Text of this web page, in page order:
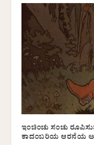
ಇಂಚಿಂಚು ಸಂಚು
ಕಾದಂಬರಿಯ ಆರನೆಯ